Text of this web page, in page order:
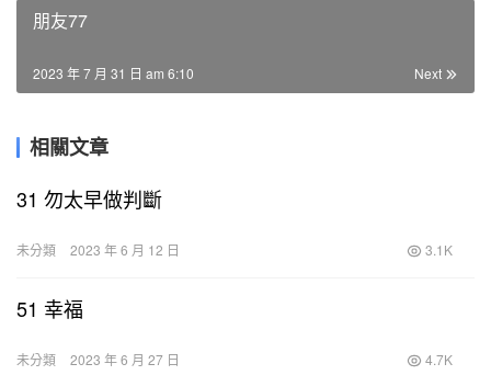
朋友77
Next
2023 年 7 月 31 日 am 6:10
相關文章
31 勿太早做判斷
未分類 2023 年 6 月 12 日 3.1K
51 幸福
未分類 2023 年 6 月 27 日 4.7K